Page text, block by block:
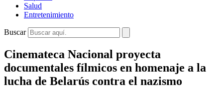
Salud
Entretenimiento
Buscar
Cinemateca Nacional proyecta
documentales fílmicos en homenaje a la
lucha de Belarús contra el nazismo